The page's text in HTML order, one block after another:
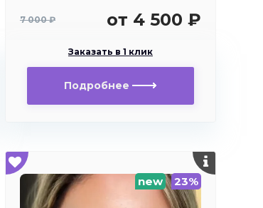
7 000 ₽ от 4 500 ₽
Заказать в 1 клик
Подробнее
new 23%